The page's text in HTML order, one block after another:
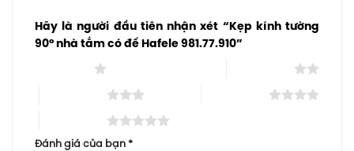
Hãy là người đầu tiên nhận xét “Kẹp kính tường
90º nhà tắm có đế Hafele 981.77.910”
Đánh giá của bạn *